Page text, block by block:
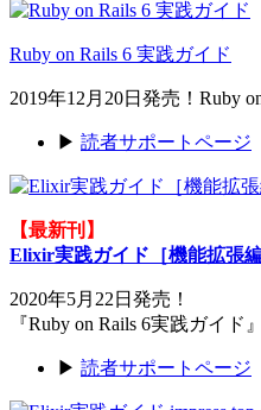
Ruby on Rails 6 実践ガイド
2019年12月20日発売！Ruby
▶ 読者サポートページ
【最新刊】
Elixir実践ガイド［機能拡張
2020年5月22日発売！
『Ruby on Rails 6実践ガイド
▶ 読者サポートページ